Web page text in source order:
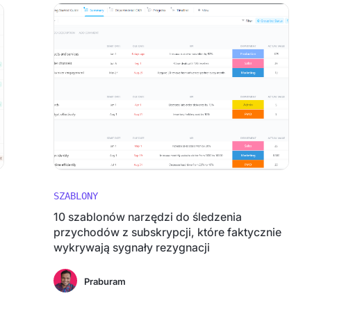
SZABLONY
10 szablonów narzędzi do śledzenia
przychodów z subskrypcji, które faktycznie
wykrywają sygnały rezygnacji
Praburam